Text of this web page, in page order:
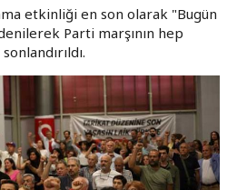
etkinliği en son olarak "Bugün
Parti marşının hep